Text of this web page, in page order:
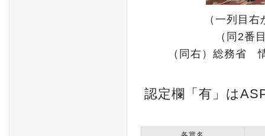
（一列目
（同2
（同右）総務
認定欄「有」は